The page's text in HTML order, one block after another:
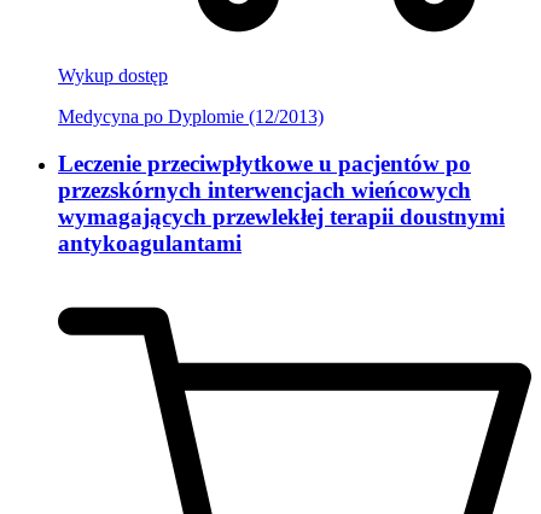
Wykup dostęp
Medycyna po Dyplomie (12/2013)
Leczenie przeciwpłytkowe u pacjentów po
przezskórnych interwencjach wieńcowych
wymagających przewlekłej terapii doustnymi
antykoagulantami